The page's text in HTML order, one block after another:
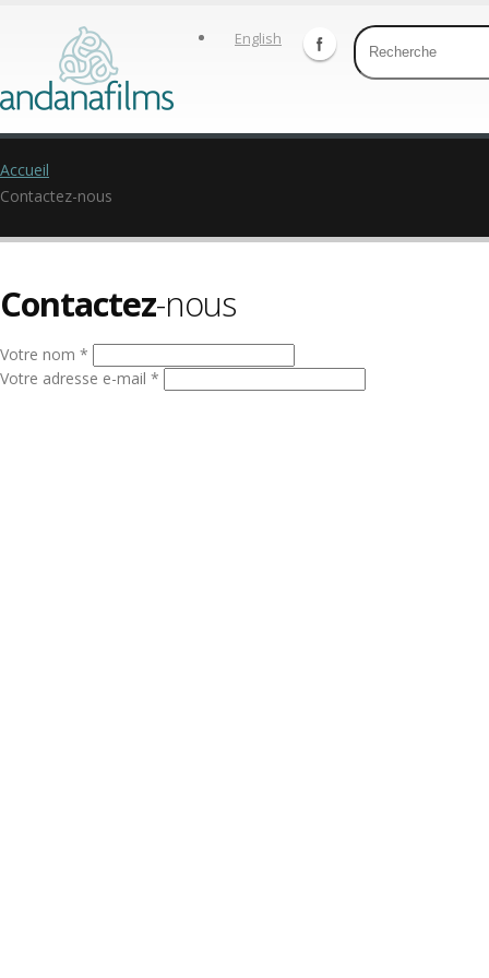
English
Accueil
Contactez-nous
Contactez-nous
Votre nom *
Votre adresse e-mail *